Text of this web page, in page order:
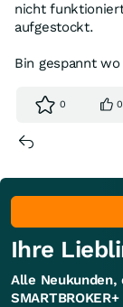
nicht
aufgestockt.
Bin gespannt
0 0
Ihre
Alle Neukunden,